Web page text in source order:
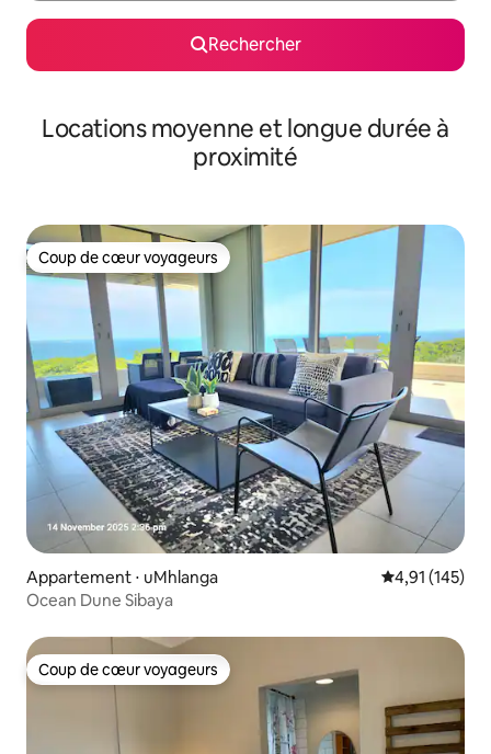
Rechercher
Locations moyenne et longue durée à
proximité
Coup de cœur voyageurs
Coup de cœur voyageurs
Appartement ⋅ uMhlanga Évaluation
4,91 (145)
Ocean Dune Sibaya
Coup de cœur voyageurs
Coup de cœur voyageurs